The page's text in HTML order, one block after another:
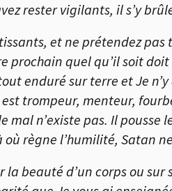
rester vigilants, il s’y
et ne prétendez
quel qu’il soit doit
enduré sur terre et Je
trompeur, menteur,
n’existe pas. Il pousse
règne l’humilité, Satan
beauté d’un corps ou